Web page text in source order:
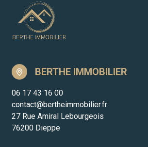
BERTHE IMMOBILIER
06 17 43 16 00
contact@bertheimmobilier.fr
27 Rue Amiral Lebourgeois
76200 Dieppe